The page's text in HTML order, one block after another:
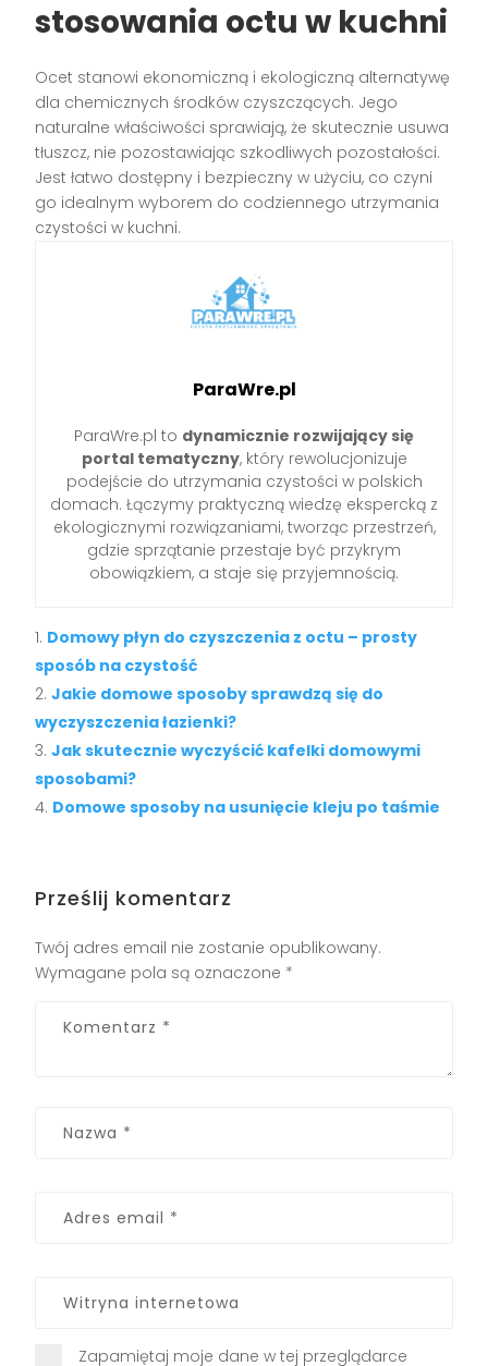
stosowania octu w kuchni
Ocet stanowi ekonomiczną i ekologiczną alternatywę
dla chemicznych środków czyszczących. Jego
naturalne właściwości sprawiają, że skutecznie usuwa
tłuszcz, nie pozostawiając szkodliwych pozostałości.
Jest łatwo dostępny i bezpieczny w użyciu, co czyni
go idealnym wyborem do codziennego utrzymania
czystości w kuchni.
ParaWre.pl
ParaWre.pl to dynamicznie rozwijający się
portal tematyczny, który rewolucjonizuje
podejście do utrzymania czystości w polskich
domach. Łączymy praktyczną wiedzę ekspercką z
ekologicznymi rozwiązaniami, tworząc przestrzeń,
gdzie sprzątanie przestaje być przykrym
obowiązkiem, a staje się przyjemnością.
Domowy płyn do czyszczenia z octu – prosty
sposób na czystość
Jakie domowe sposoby sprawdzą się do
wyczyszczenia łazienki?
Jak skutecznie wyczyścić kafelki domowymi
sposobami?
Domowe sposoby na usunięcie kleju po taśmie
Prześlij komentarz
Twój adres email nie zostanie opublikowany.
Wymagane pola są oznaczone *
Zapamiętaj moje dane w tej przeglądarce